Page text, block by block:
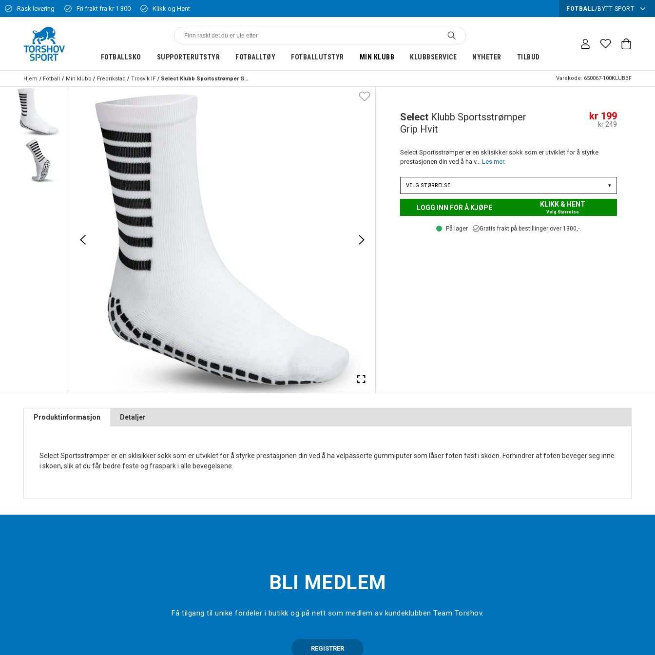
Rask levering Fri frakt fra kr 1 300 Klikk og Hent FOTBALL/BYTT SPORT
FOTBALLSKO SUPPORTERUTSTYR FOTBALLTØY FOTBALLUTSTYR MIN KLUBB KLUBBSERVICE NYHETER TILBUD
Hjem Fotball Min klubb Fredrikstad Trosvik IF Select Klubb Sportsstrømper Grip Hvit Varekode: 650067-100KLUBBF
Select Klubb Sportsstrømper
Grip Hvit
kr 199
kr 249
Select Sportsstrømper er en sklisikker sokk som er utviklet for å styrke
prestasjonen din ved å ha v... Les mer.
VELG STØRRELSE ▾
LOGG INN FOR Å KJØPE KLIKK & HENT
Velg Størrelse
På lager Gratis frakt på bestillinger over 1300,-.
Produktinformasjon Detaljer
Select Sportsstrømper er en sklisikker sokk som er utviklet for å styrke prestasjonen din ved å ha velpasserte gummiputer som låser foten fast i skoen. Forhindrer at foten beveger seg inne
i skoen, slik at du får bedre feste og fraspark i alle bevegelsene.
BLI MEDLEM
Få tilgang til unike fordeler i butikk og på nett som medlem av kundeklubben Team Torshov.
REGISTRER